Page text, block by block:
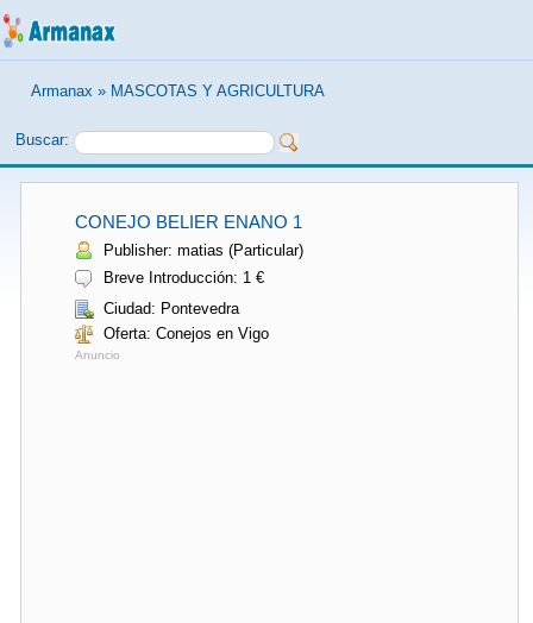
Armanax » MASCOTAS Y AGRICULTURA
Buscar:
CONEJO BELIER ENANO 1
Publisher: matias (Particular)
Breve Introducción: 1 €
Ciudad: Pontevedra
Oferta: Conejos en Vigo
Anuncio